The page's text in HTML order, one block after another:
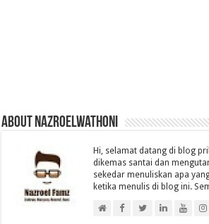
About nazroelwathoni
Hi, selamat datang di blog
dikemas santai dan
sekedar menuliskan apa
ketika menulis di blog ini.